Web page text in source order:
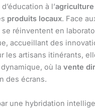
à l’
produits locaux. Face
réinventent en
accueillant des
les artisans itinérants,
où la vente
des écrans.
une hybridation